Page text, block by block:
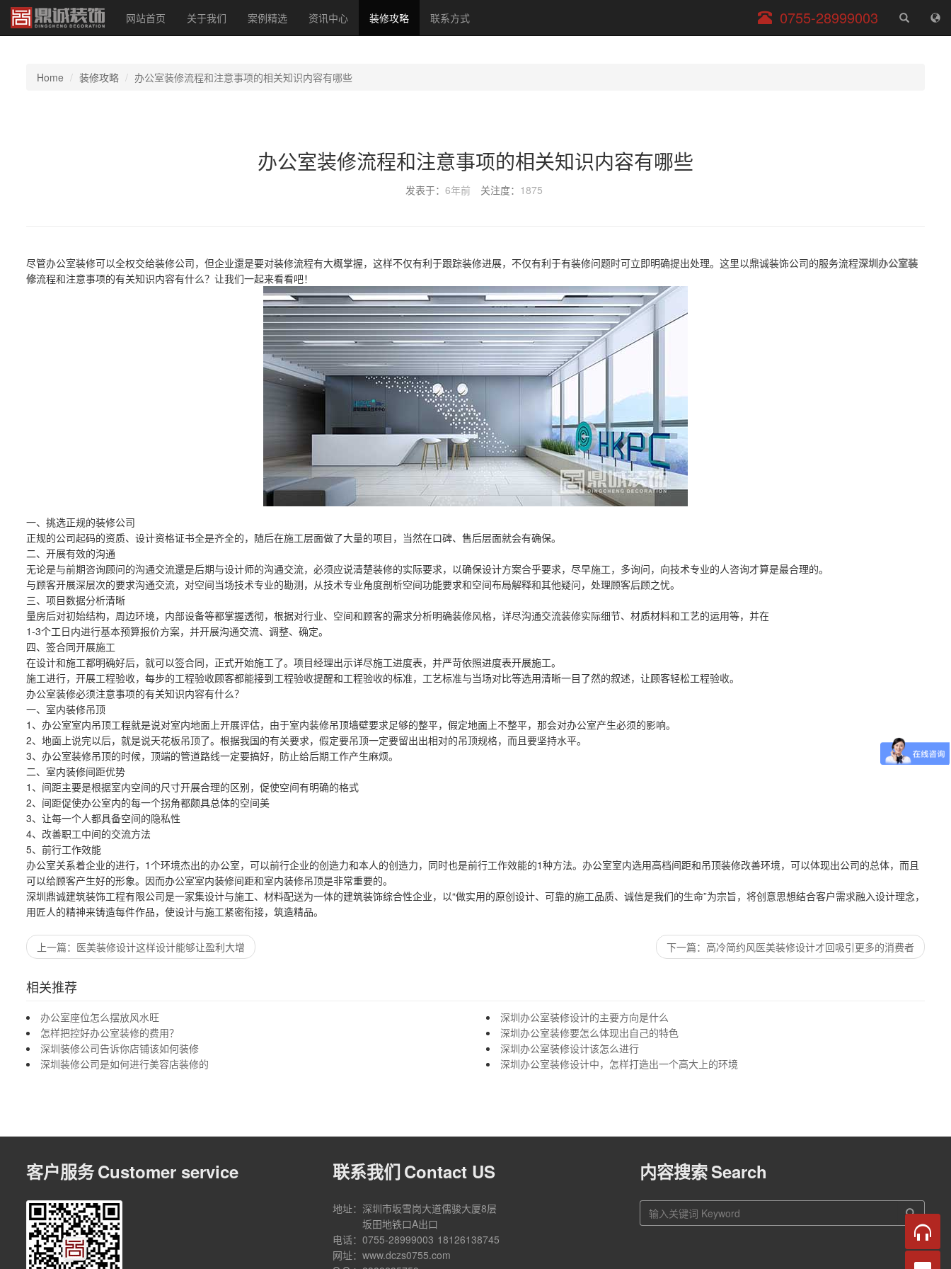
网站首页 关于我们 案例精选 资讯中心 装修攻略 联系方式
服
务
0755-28999003
Home 装修攻略 办公室装修流程和注意事项的相关知识内容有哪些
办公室装修流程和注意事项的相关知识内容有哪些
发表于： 6年前 关注度： 1875
尽管办公室装修可以全权交给装修公司，但企业還是要对装修流程有大概掌握，这样不仅有利于跟踪装修进展，不仅有利于有装修问题时可立即明确提出处理。这里以鼎诚装饰公司的服务流程深圳办公室装
修流程和注意事项的有关知识内容有什么？让我们一起来看看吧！
一、挑选正规的装修公司
正规的公司起码的资质、设计资格证书全是齐全的，随后在施工层面做了大量的项目，当然在口碑、售后层面就会有确保。
二、开展有效的沟通
无论是与前期咨询顾问的沟通交流還是后期与设计师的沟通交流，必须应说清楚装修的实际要求，以确保设计方案合乎要求，尽早施工，多询问，向技术专业的人咨询才算是最合理的。
与顾客开展深层次的要求沟通交流，对空间当场技术专业的勘测，从技术专业角度剖析空间功能要求和空间布局解释和其他疑问，处理顾客后顾之忧。
三、项目数据分析清晰
量房后对初始结构，周边环境，内部设备等都掌握透彻，根据对行业、空间和顾客的需求分析明确装修风格，详尽沟通交流装修实际细节、材质材料和工艺的运用等，并在
1-3个工日内进行基本预算报价方案，并开展沟通交流、调整、确定。
四、签合同开展施工
在设计和施工都明确好后，就可以签合同，正式开始施工了。项目经理出示详尽施工进度表，并严苛依照进度表开展施工。
施工进行，开展工程验收，每步的工程验收顾客都能接到工程验收提醒和工程验收的标准，工艺标准与当场对比等选用清晰一目了然的叙述，让顾客轻松工程验收。
办公室装修必须注意事项的有关知识内容有什么？
一、室内装修吊顶
1、办公室室内吊顶工程就是说对室内地面上开展评估，由于室内装修吊顶墙壁要求足够的整平，假定地面上不整平，那会对办公室产生必须的影响。
2、地面上说完以后，就是说天花板吊顶了。根据我国的有关要求，假定要吊顶一定要留出出相对的吊顶规格，而且要坚持水平。
3、办公室装修吊顶的时候，顶端的管道路线一定要搞好，防止给后期工作产生麻烦。
二、室内装修间距优势
1、间距主要是根据室内空间的尺寸开展合理的区别，促使空间有明确的格式
2、间距促使办公室内的每一个拐角都颇具总体的空间美
3、让每一个人都具备空间的隐私性
4、改善职工中间的交流方法
5、前行工作效能
办公室关系着企业的进行，1个环境杰出的办公室，可以前行企业的创造力和本人的创造力，同时也是前行工作效能的1种方法。办公室室内选用高档间距和吊顶装修改善环境，可以体现出公司的总体，而且
可以给顾客产生好的形象。因而办公室室内装修间距和室内装修吊顶是非常重要的。
深圳鼎诚建筑装饰工程有限公司是一家集设计与施工、材料配送为一体的建筑装饰综合性企业，以“做实用的原创设计、可靠的施工品质、诚信是我们的生命”为宗旨，将创意思想结合客户需求融入设计理念，
用匠人的精神来铸造每件作品，使设计与施工紧密衔接，筑造精品。
上一篇 医美装修设计这样设计能够让盈利大增 下一篇 高冷简约风医美装修设计才回吸引更多的消费者
相关推荐
办公室座位怎么摆放风水旺
怎样把控好办公室装修的费用？
深圳装修公司告诉你店铺该如何装修
深圳装修公司是如何进行美容店装修的
深圳办公室装修设计的主要方向是什么
深圳办公室装修要怎么体现出自己的特色
深圳办公室装修设计该怎么进行
深圳办公室装修设计中，怎样打造出一个高大上的环境
客户服务Customer service 联系我们 Contact US
地址： 深圳市坂雪岗大道儒骏大厦8层
坂田地铁口A出口
电话：0755-28999003 18126138745
网址：www.dczs0755.com
内容搜索Search
内